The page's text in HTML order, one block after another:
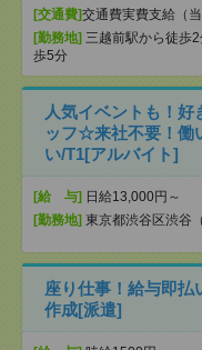
[交通費]交通費実費支給（当
[勤務地] 三越前駅から徒歩
歩5分
人気イベントも！好
ッフ☆来社不要！働
い/T1[アルバイト]
[給 与] 日給13,000円～
[勤務地] 東京都渋谷区渋谷
座り仕事！給与即払
作成[派遣]